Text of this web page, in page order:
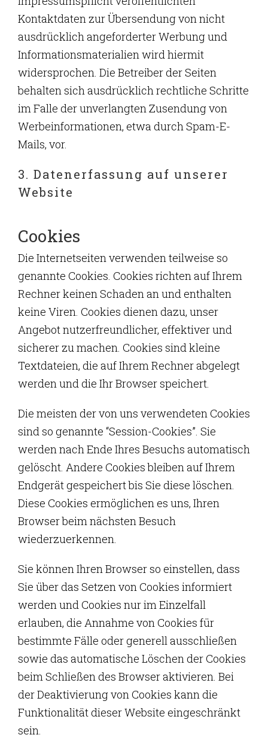
Kontaktdaten zur Übersendung von nicht
ausdrücklich angeforderter Werbung und
Informationsmaterialien wird hiermit
widersprochen. Die Betreiber der Seiten
behalten sich ausdrücklich rechtliche Schritte
im Falle der unverlangten Zusendung von
Werbeinformationen, etwa durch Spam-E-
Mails, vor.
3. Datenerfassung auf unserer
Website
Cookies
Die Internetseiten verwenden teilweise so
genannte Cookies. Cookies richten auf Ihrem
Rechner keinen Schaden an und enthalten
keine Viren. Cookies dienen dazu, unser
Angebot nutzerfreundlicher, effektiver und
sicherer zu machen. Cookies sind kleine
Textdateien, die auf Ihrem Rechner abgelegt
werden und die Ihr Browser speichert.
Die meisten der von uns verwendeten Cookies
sind so genannte “Session-Cookies”. Sie
werden nach Ende Ihres Besuchs automatisch
gelöscht. Andere Cookies bleiben auf Ihrem
Endgerät gespeichert bis Sie diese löschen.
Diese Cookies ermöglichen es uns, Ihren
Browser beim nächsten Besuch
wiederzuerkennen.
Sie können Ihren Browser so einstellen, dass
Sie über das Setzen von Cookies informiert
werden und Cookies nur im Einzelfall
erlauben, die Annahme von Cookies für
bestimmte Fälle oder generell ausschließen
sowie das automatische Löschen der Cookies
beim Schließen des Browser aktivieren. Bei
der Deaktivierung von Cookies kann die
Funktionalität dieser Website eingeschränkt
sein.